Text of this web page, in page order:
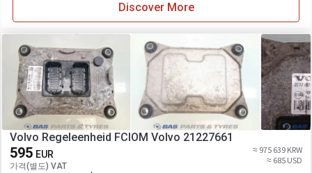
Discover More
Volvo Regeleenheid FCIOM Volvo 21227661
595 EUR
가격(별도) VAT
≈ 975 639 KRW
≈ 685 USD